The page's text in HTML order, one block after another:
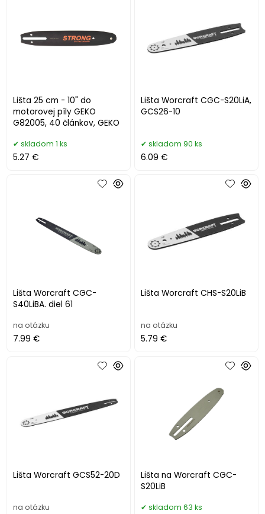
Lišta 25 cm - 10" do
motorovej píly GEKO
G82005, 40 článkov, GEKO
skladom 1 ks
5.27 €
Lišta Worcraft CGC-S20LiA,
GCS26-10
skladom 90 ks
6.09 €
Lišta Worcraft CGC-
S40LiBA. diel 61
na otázku
7.99 €
Lišta Worcraft CHS-S20LiB
na otázku
5.79 €
Lišta Worcraft GCS52-20D
na otázku
Lišta na Worcraft CGC-
S20LiB
skladom 63 ks